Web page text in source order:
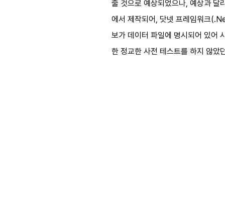
줄 것으로 예상되었으나, 예상과
에서 제작되어, 닷넷 프레임워크
보가 데이터 파일에 명시되어 있어
한 정교한 사전 테스트를 하지 않았